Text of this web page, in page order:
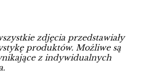
zdjęcia przedstawiały
produktów. Możliwe są
z indywidualnych